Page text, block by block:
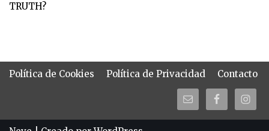
TRUTH?
Política de Cookies Política de Privacidad Contacto